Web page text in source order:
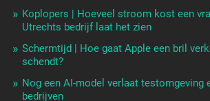
Koplopers | Hoeveel stroom kost een
Utrechts bedrijf laat het zien
Schermtijd | Hoe gaat Apple een bril
schendt?
Nog een AI-model verlaat testomgeving
bedrijven